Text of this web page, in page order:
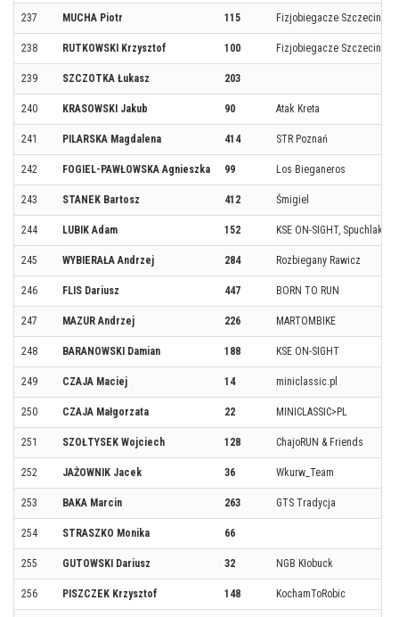
237 MUCHA Piotr 115 Fizjobiegacze Szczecin
238 RUTKOWSKI Krzysztof 100 Fizjobiegacze Szczecin
239 SZCZOTKA Łukasz 203
240 KRASOWSKI Jakub 90 Atak Kreta
241 PILARSKA Magdalena 414 STR Poznań
242 FOGIEL-PAWŁOWSKA Agnieszka 99 Los Bieganeros
243 STANEK Bartosz 412 Śmigiel
244 LUBIK Adam 152 KSE ON-SIGHT, Spuchlaki
245 WYBIERAŁA Andrzej 284 Rozbiegany Rawicz
246 FLIS Dariusz 447 BORN TO RUN
247 MAZUR Andrzej 226 MARTOMBIKE
248 BARANOWSKI Damian 188 KSE ON-SIGHT
249 CZAJA Maciej 14 miniclassic.pl
250 CZAJA Małgorzata 22 MINICLASSIC>PL
251 SZOŁTYSEK Wojciech 128 ChajoRUN & Friends
252 JAŻOWNIK Jacek 36 Wkurw_Team
253 BAKA Marcin 263 GTS Tradycja
254 STRASZKO Monika 66
255 GUTOWSKI Dariusz 32 NGB Kłobuck
256 PISZCZEK Krzysztof 148 KochamToRobic